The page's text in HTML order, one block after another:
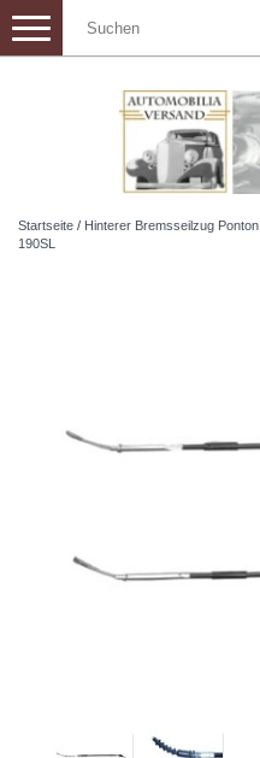
Toggle
navigation
Startseite / Hinterer Bremsseilzug Ponton,
190SL